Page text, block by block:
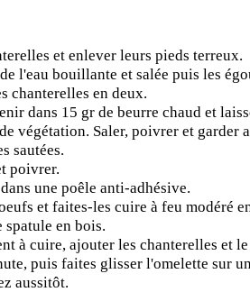
et enlever leurs pieds terreux.
l'eau bouillante et salée puis les
chanterelles en deux.
dans 15 gr de beurre chaud et
végétation. Saler, poivrer et garder
sautées.
poivrer.
une poêle anti-adhésive.
et faites-les cuire à feu modéré
spatule en bois.
à cuire, ajouter les chanterelles et
puis faites glisser l'omelette sur
aussitôt.